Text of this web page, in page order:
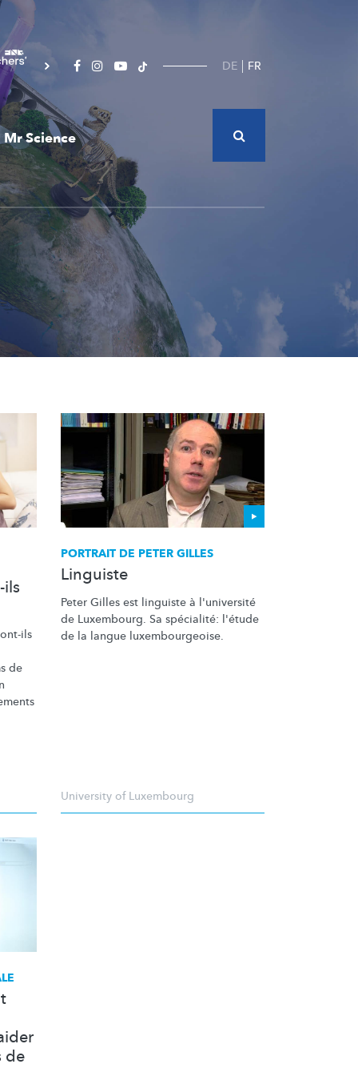
DE FR
Mr Science
ils
ils
de
PORTRAIT DE PETER GILLES
Linguiste
Peter Gilles est linguiste à l'université
de Luxembourg. Sa spécialité: l'étude
de la langue luxembourgeoise.
University of Luxembourg
de